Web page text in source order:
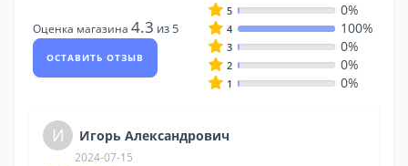
Оценка магазина 4.3 из 5
ОСТАВИТЬ ОТЗЫВ
5 0%
4 100%
3 0%
2 0%
1 0%
И Игорь Александрович
2024-07-15